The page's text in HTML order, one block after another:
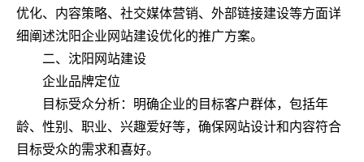
优化、内容策略、社交媒体营销、外部链接建设等方面详
细阐述沈阳企业网站建设优化的推广方案。
二、沈阳网站建设
企业品牌定位
目标受众分析：明确企业的目标客户群体，包括年
龄、性别、职业、兴趣爱好等，确保网站设计和内容符合
目标受众的需求和喜好。